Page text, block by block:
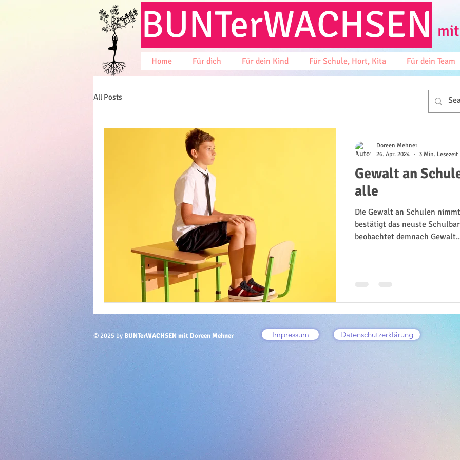
BUNTerWACHSEN
Home Für dich Für dein Kind Für Schule, Hort, Kita Für dein Team
All Posts
Gewalt an
alle
Die Gewalt an Schulen
bestätigt das neuste
beobachtet demnach
Doreen Mehner
26. Apr. 2024
3 Min. Lesezeit
© 2025 by BUNTerWACHSEN mit Doreen Mehner Impressum Datenschutzerklärung